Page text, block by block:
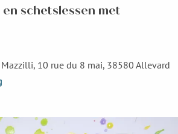
en schetslessen met
10 rue du 8 mai, 38580 Allevard